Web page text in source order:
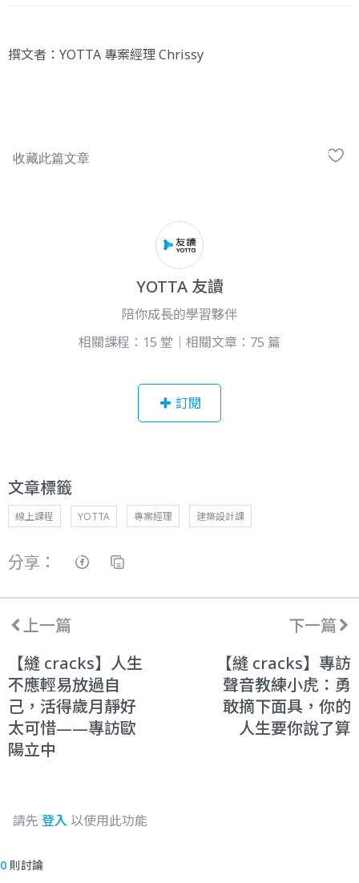
撰文者：YOTTA 專案經理 Chrissy
YOTTA 友讀
陪你成長的學習夥伴
相關課程：15 堂｜相關文章：75 篇
訂閱
文章標籤
線上課程 YOTTA 專案經理 建築設計課
分享：
上一篇
【縫 cracks】人生
不應輕易放過自
己，活得歲月靜好
太可惜——專訪歐
陽立中
下一篇
【縫 cracks】專訪
聲音教練小虎：勇
敢摘下面具，你的
人生要你說了算
請先 登入 以使用此功能
0 則討論